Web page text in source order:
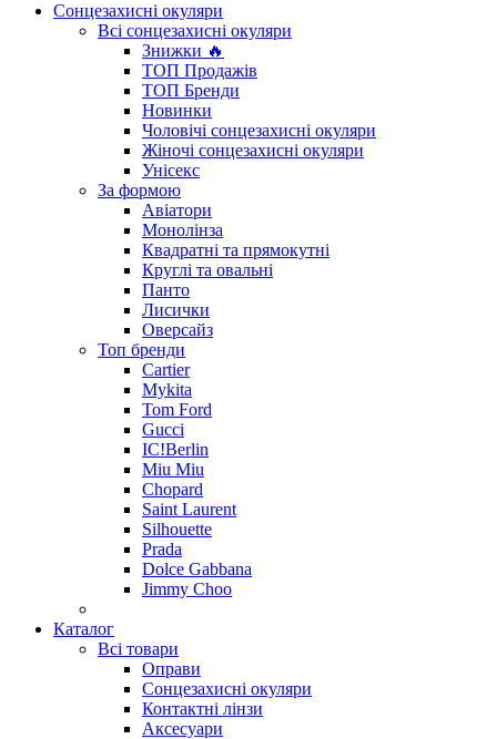
Сонцезахисні окуляри
Всі сонцезахисні окуляри
Знижки 🔥
ТОП Продажів
ТОП Бренди
Новинки
Чоловічі сонцезахисні окуляри
Жіночі сонцезахисні окуляри
Унісекс
За формою
Авіатори
Монолінза
Квадратні та прямокутні
Круглі та овальні
Панто
Лисички
Оверсайз
Топ бренди
Cartier
Mykita
Tom Ford
Gucci
IC!Berlin
Miu Miu
Chopard
Saint Laurent
Silhouette
Prada
Dolce Gabbana
Jimmy Choo
Каталог
Всі товари
Оправи
Сонцезахисні окуляри
Контактні лінзи
Аксесуари